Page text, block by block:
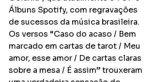
Álbuns Spotify, com regravações
de sucessos da música brasileira.
Os versos “Caso do acaso / Bem
marcado em cartas de tarot / Meu
amor, esse amor / De cartas claras
sobre a mesa / É assim” trouxeram